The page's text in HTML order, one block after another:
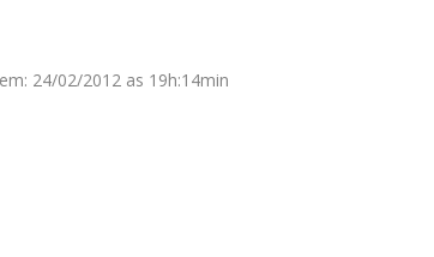
24/02/2012 as 19h:14min